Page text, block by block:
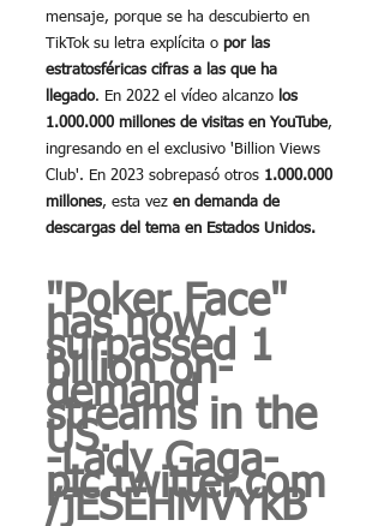
mensaje, porque se ha descubierto en
TikTok su letra explícita o por las
estratosféricas cifras a las que ha
llegado. En 2022 el vídeo alcanzo los
1.000.000 millones de visitas en YouTube,
ingresando en el exclusivo 'Billion Views
Club'. En 2023 sobrepasó otros 1.000.000
millones, esta vez en demanda de
descargas del tema en Estados Unidos.
"Poker Face"
has now
surpassed 1
billion on-
demand
streams in the
US.
-Lady Gaga-
pic.twitter.com
/jESEHMVYkB